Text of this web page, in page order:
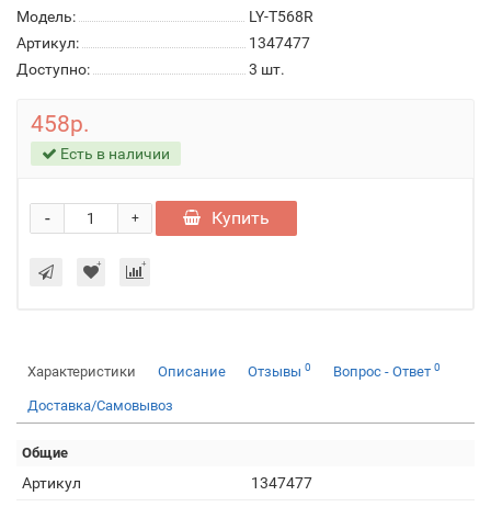
Модель:
LY-T568R
Артикул:
1347477
Доступно:
3 шт.
458р.
Есть в наличии
+
- Купить
Характеристики Описание Отзывы 0 Вопрос - Ответ 0
Доставка/Самовывоз
Общие
Артикул
1347477